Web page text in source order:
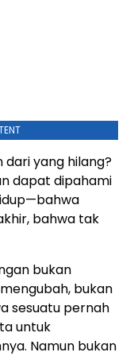
dari yang hilang?
dapat dipahami
bahwa tak
bukan
bukan
sesuatu pernah
untuk
Namun bukan